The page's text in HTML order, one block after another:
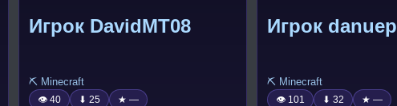
Игрок DavidMT08
⛏️ Minecraft
👁 40 ⬇ 25 ★ —
Игрок danuep
⛏️ Minecraft
👁 101 ⬇ 32 ★ —